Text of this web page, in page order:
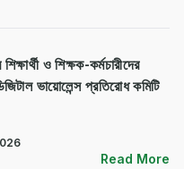
ও শিক্ষক-কর্মচারীদের
ভায়োলেন্স প্রতিরোধ কমিটি
Read More